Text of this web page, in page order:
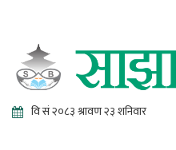
Online News Portal